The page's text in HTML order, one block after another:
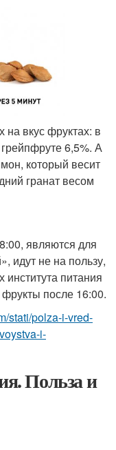
вкус фруктах: в
6,5%. А
который весит
гранат весом
являются для
идут не на пользу,
питания
после 16:00.
stati/polza-i-vred-
i-
Польза и